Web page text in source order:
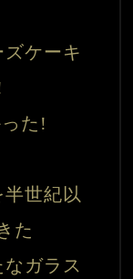
ケーキ
た!
世紀以
た
ガラス